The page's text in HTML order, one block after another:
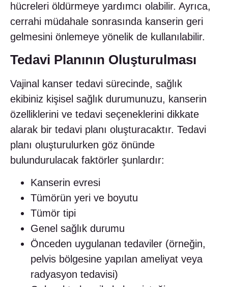
hücreleri öldürmeye yardımcı olabilir. Ayrıca,
cerrahi müdahale sonrasında kanserin geri
gelmesini önlemeye yönelik de kullanılabilir.
Tedavi Planının Oluşturulması
Vajinal kanser tedavi sürecinde, sağlık
ekibiniz kişisel sağlık durumunuzu, kanserin
özelliklerini ve tedavi seçeneklerini dikkate
alarak bir tedavi planı oluşturacaktır. Tedavi
planı oluşturulurken göz önünde
bulundurulacak faktörler şunlardır:
Kanserin evresi
Tümörün yeri ve boyutu
Tümör tipi
Genel sağlık durumu
Önceden uygulanan tedaviler (örneğin,
pelvis bölgesine yapılan ameliyat veya
radyasyon tedavisi)